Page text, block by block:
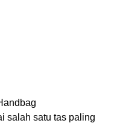
salah satu tas paling